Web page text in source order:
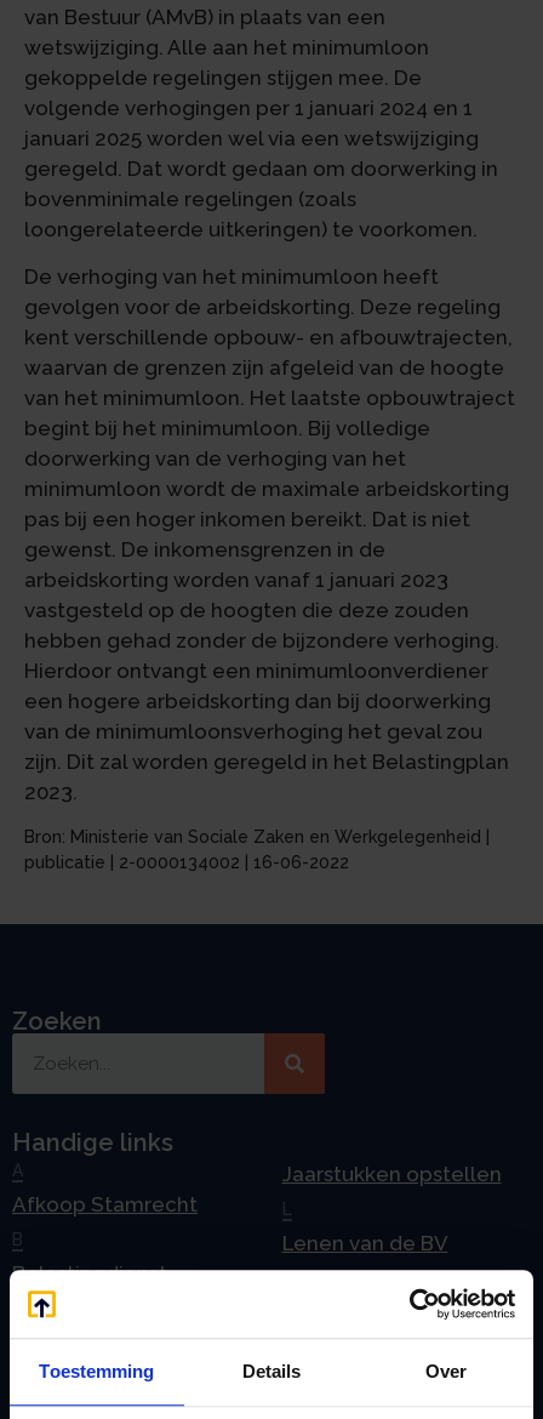
Toestemming Details Over
van Bestuur (AMvB) in plaats van een
wetswijziging. Alle aan het minimumloon
gekoppelde regelingen stijgen mee. De
volgende verhogingen per 1 januari 2024 en 1
januari 2025 worden wel via een wetswijziging
geregeld. Dat wordt gedaan om doorwerking in
bovenminimale regelingen (zoals
loongerelateerde uitkeringen) te voorkomen.
De verhoging van het minimumloon heeft
gevolgen voor de arbeidskorting. Deze regeling
kent verschillende opbouw- en afbouwtrajecten,
waarvan de grenzen zijn afgeleid van de hoogte
van het minimumloon. Het laatste opbouwtraject
begint bij het minimumloon. Bij volledige
doorwerking van de verhoging van het
minimumloon wordt de maximale arbeidskorting
pas bij een hoger inkomen bereikt. Dat is niet
gewenst. De inkomensgrenzen in de
arbeidskorting worden vanaf 1 januari 2023
vastgesteld op de hoogten die deze zouden
hebben gehad zonder de bijzondere verhoging.
Hierdoor ontvangt een minimumloonverdiener
een hogere arbeidskorting dan bij doorwerking
van de minimumloonsverhoging het geval zou
zijn. Dit zal worden geregeld in het Belastingplan
2023.
Bron: Ministerie van Sociale Zaken en Werkgelegenheid |
publicatie | 2-0000134002 | 16-06-2022
Zoeken
Handige links
A
Afkoop Stamrecht
B
Belastingdienst
doorgeven
Jaarstukken opstellen
L
Lenen van de BV
Liquidatie Pensioen BV
Loonadministratie